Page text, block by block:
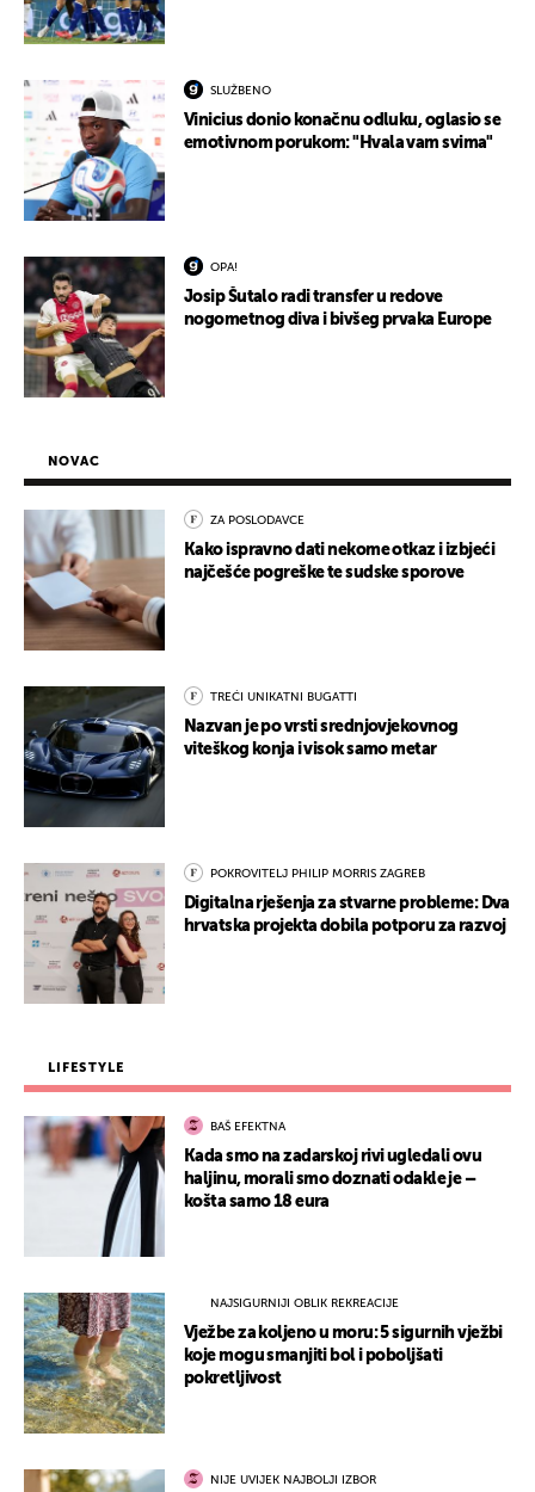
SLUŽBENO
Vinicius donio konačnu odluku, oglasio se
emotivnom porukom: "Hvala vam svima"
OPA!
Josip Šutalo radi transfer u redove
nogometnog diva i bivšeg prvaka Europe
NOVAC
ZA POSLODAVCE
Kako ispravno dati nekome otkaz i izbjeći
najčešće pogreške te sudske sporove
TREĆI UNIKATNI BUGATTI
Nazvan je po vrsti srednjovjekovnog
viteškog konja i visok samo metar
POKROVITELJ PHILIP MORRIS ZAGREB
Digitalna rješenja za stvarne probleme: Dva
hrvatska projekta dobila potporu za razvoj
LIFESTYLE
BAŠ EFEKTNA
Kada smo na zadarskoj rivi ugledali ovu
haljinu, morali smo doznati odakle je –
košta samo 18 eura
NAJSIGURNIJI OBLIK REKREACIJE
Vježbe za koljeno u moru: 5 sigurnih vježbi
koje mogu smanjiti bol i poboljšati
pokretljivost
NIJE UVIJEK NAJBOLJI IZBOR